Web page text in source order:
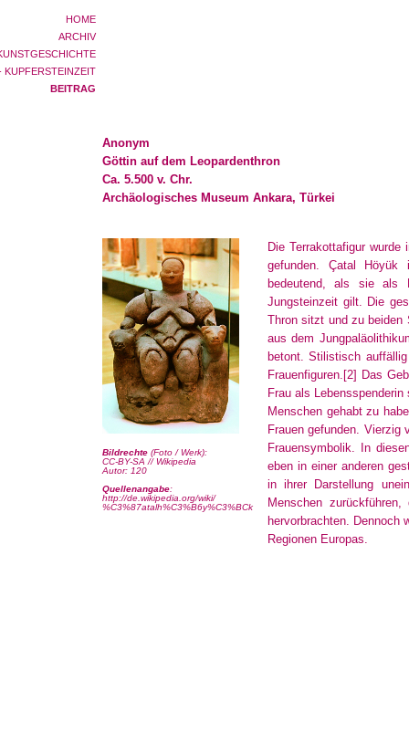
HOME
ARCHIV
KUPFERSTEINZEIT
BEITRAG
Anonym
Göttin auf dem Leopardenthron
Ca. 5.500 v. Chr.
Archäologisches Museum Ankara, Türkei
Bildrechte (Foto / Werk):
CC-BY-SA // Wikipedia
Autor: 120
Quellenangabe:
http://de.wikipedia.org/wiki/
%C3%87atalh%C3%B6y%C3%BCk
Die Terrakottafigur
gefunden. Çatal Höyük
bedeutend, als sie als
Jungsteinzeit gilt. Die
Thron sitzt und zu beiden
aus dem
betont. Stilistisch
Frauenfiguren. [2] Das
Frau als
Menschen gehabt zu
Frauen gefunden. Vierzig
Frauensymbolik. In
eben in einer anderen
in ihrer Darstellung
Menschen
hervorbrachten. Dennoch
Regionen Europas.